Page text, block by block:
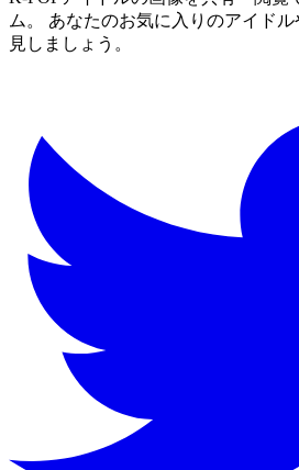
ム。 あなたのお気に入りのアイド
見しましょう。